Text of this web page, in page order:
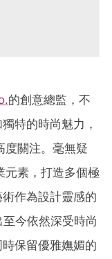
的創意總監，不
特的時尚魅力，
度關注。毫無疑
元素，打造多個極
作為設計靈感的
今依然深受時尚
保留優雅嫵媚的